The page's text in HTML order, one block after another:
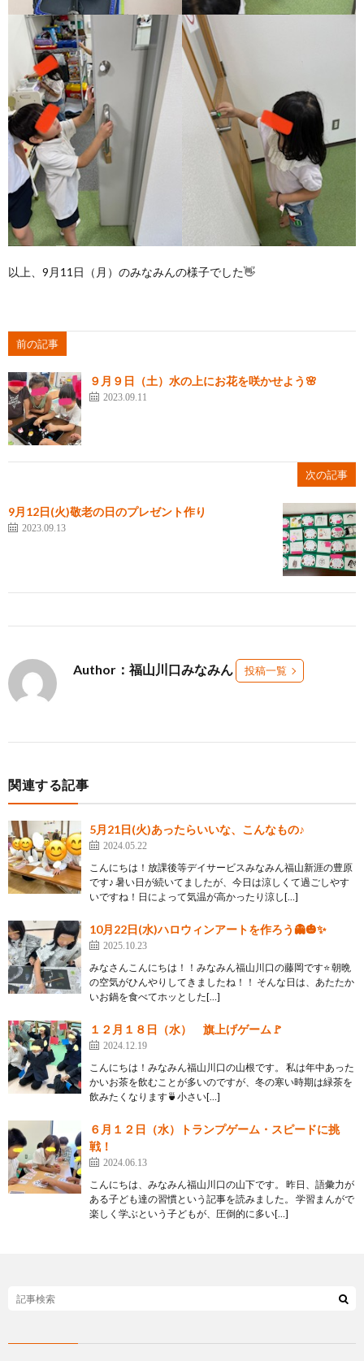
以上、9月11日（月）のみなみんの様子でした👋
前の記事
９月９日（土）水の上にお花を咲かせよう🌸
2023.09.11
次の記事
9月12日(火)敬老の日のプレゼント作り
2023.09.13
Author：福山川口みなみん 投稿一覧
関連する記事
5月21日(火)あったらいいな、こんなもの♪
2024.05.22
こんにちは！放課後等デイサービスみなみん福山新涯の豊原
です♪ 暑い日が続いてましたが、今日は涼しくて過ごしやす
いですね！日によって気温が高かったり涼し[…]
10月22日(水)ハロウィンアートを作ろう👻🎃✨
2025.10.23
みなさんこんにちは！！みなみん福山川口の藤岡です⭐ 朝晩
の空気がひんやりしてきましたね！！ そんな日は、あたたか
いお鍋を食べてホッとした[…]
１２月１８日（水） 旗上げゲーム🚩
2024.12.19
こんにちは！みなみん福山川口の山根です。 私は年中あった
かいお茶を飲むことが多いのですが、冬の寒い時期は緑茶を
飲みたくなります🍵小さい[…]
６月１２日（水）トランプゲーム・スピードに挑
戦！
2024.06.13
こんにちは、みなみん福山川口の山下です。 昨日、語彙力が
ある子ども達の習慣という記事を読みました。 学習まんがで
楽しく学ぶという子どもが、圧倒的に多い[…]